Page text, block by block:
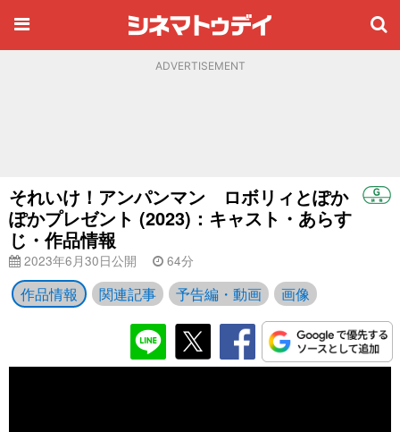
ADVERTISEMENT
それいけ！アンパンマン ロボリィとぽか
ぽかプレゼント (2023)：キャスト・あらす
じ・作品情報
2023年6月30日公開 64分
作品情報 関連記事 予告編・動画 画像